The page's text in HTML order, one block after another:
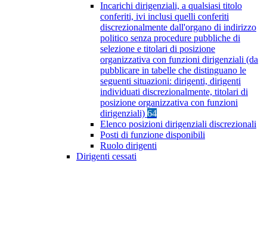
Incarichi dirigenziali, a qualsiasi titolo
conferiti, ivi inclusi quelli conferiti
discrezionalmente dall'organo di indirizzo
politico senza procedure pubbliche di
selezione e titolari di posizione
organizzativa con funzioni dirigenziali (da
pubblicare in tabelle che distinguano le
seguenti situazioni: dirigenti, dirigenti
individuati discrezionalmente, titolari di
posizione organizzativa con funzioni
dirigenziali) 64
Elenco posizioni dirigenziali discrezionali
Posti di funzione disponibili
Ruolo dirigenti
Dirigenti cessati